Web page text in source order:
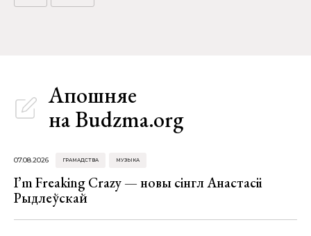
Апошняе
на Budzma.org
07.08.2026 ГРАМАДСТВА МУЗЫКА
I’m Freaking Crazy — новы сінгл Анастасіі
Рыдлеўскай